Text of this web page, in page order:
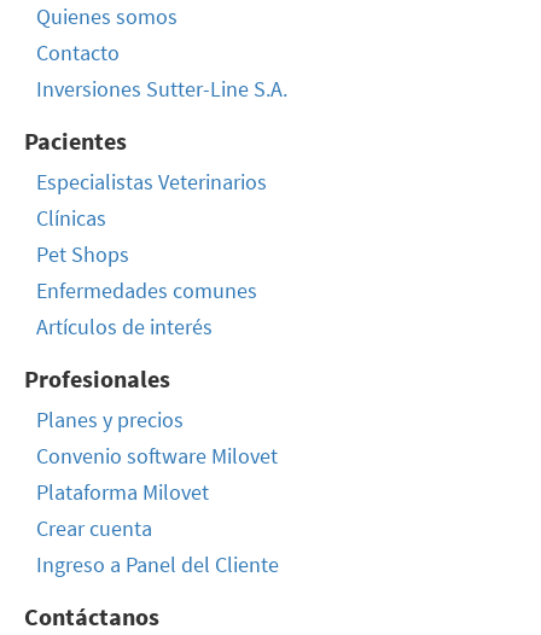
Quienes somos
Contacto
Inversiones Sutter-Line S.A.
Pacientes
Especialistas Veterinarios
Clínicas
Pet Shops
Enfermedades comunes
Artículos de interés
Profesionales
Planes y precios
Convenio software Milovet
Plataforma Milovet
Crear cuenta
Ingreso a Panel del Cliente
Contáctanos